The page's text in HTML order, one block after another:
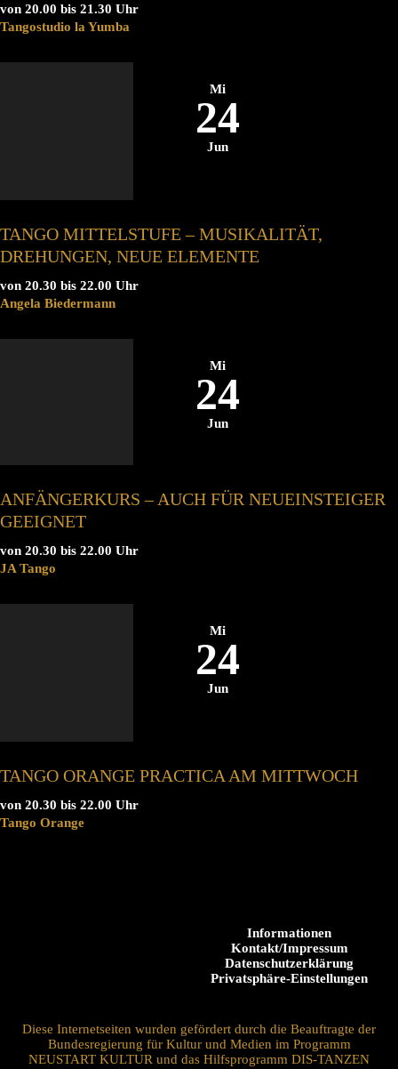
von 20.00 bis 21.30 Uhr
Tangostudio la Yumba
Mi
24
Jun
TANGO MITTELSTUFE – MUSIKALITÄT,
DREHUNGEN, NEUE ELEMENTE
von 20.30 bis 22.00 Uhr
Angela Biedermann
Mi
24
Jun
ANFÄNGERKURS – AUCH FÜR NEUEINSTEIGER
GEEIGNET
von 20.30 bis 22.00 Uhr
JA Tango
Mi
24
Jun
TANGO ORANGE PRACTICA AM MITTWOCH
von 20.30 bis 22.00 Uhr
Tango Orange
Informationen
Kontakt/Impressum
Datenschutzerklärung
Privatsphäre-Einstellungen
Diese Internetseiten wurden gefördert durch die Beauftragte der
Bundesregierung für Kultur und Medien im Programm
NEUSTART KULTUR und das Hilfsprogramm DIS-TANZEN